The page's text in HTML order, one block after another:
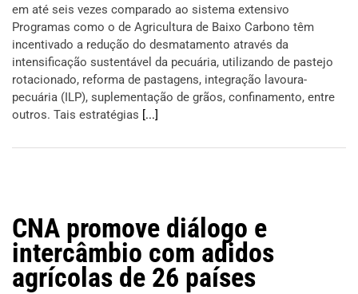
em até seis vezes comparado ao sistema extensivo
Programas como o de Agricultura de Baixo Carbono têm
incentivado a redução do desmatamento através da
intensificação sustentável da pecuária, utilizando de pastejo
rotacionado, reforma de pastagens, integração lavoura-
pecuária (ILP), suplementação de grãos, confinamento, entre
outros. Tais estratégias [...]
CNA promove diálogo e
intercâmbio com adidos
agrícolas de 26 países